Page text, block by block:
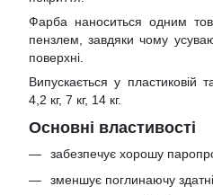
Фарба наноситься одним
пензлем, завдяки чому
поверхні.
Випускається у пластиковій
4,2 кг, 7 кг, 14 кг.
Основні властивості
забезпечує хорошу
зменшує поглинаючу